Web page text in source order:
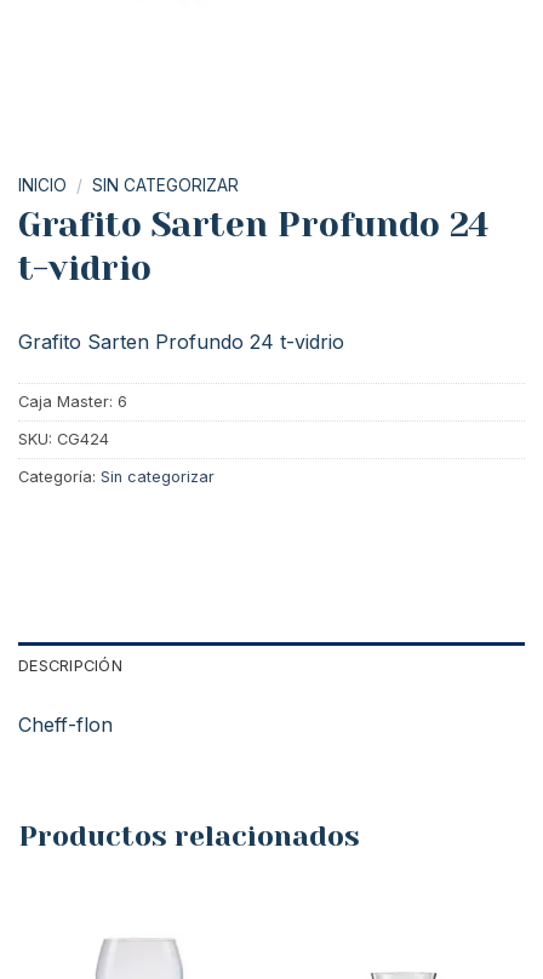
INICIO / SIN CATEGORIZAR
Grafito Sarten Profundo 24
t-vidrio
Grafito Sarten Profundo 24 t-vidrio
Caja Master: 6
SKU: CG424
Categoría: Sin categorizar
DESCRIPCIÓN
Cheff-flon
Productos relacionados